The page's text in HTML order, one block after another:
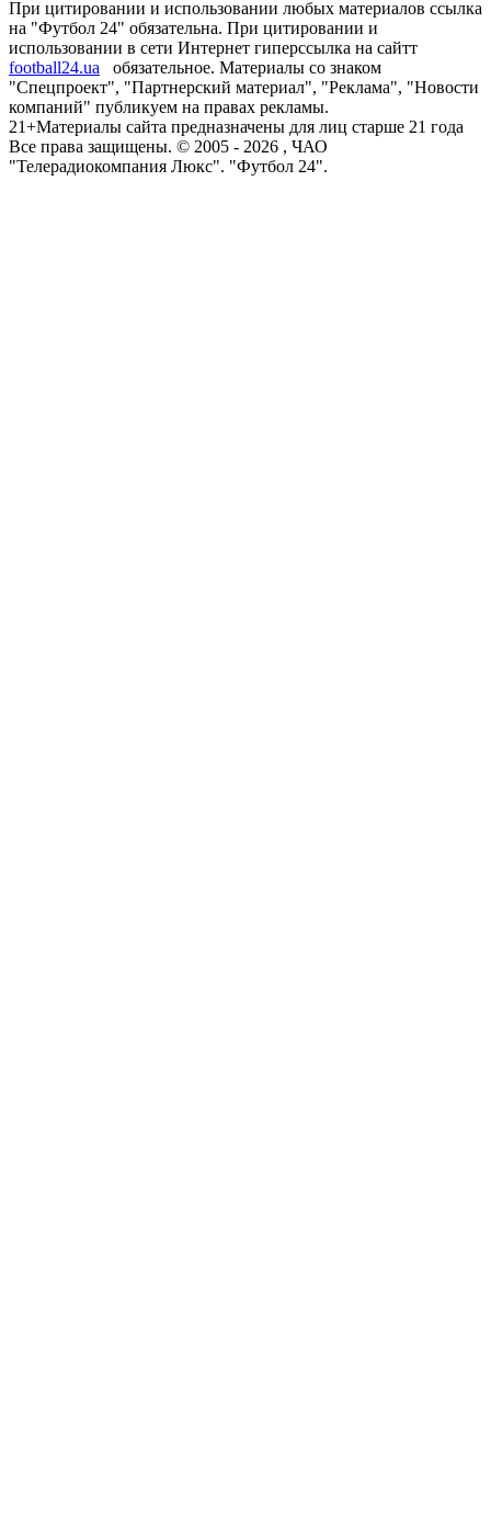
При цитировании и использовании любых материалов ссылка
на "Футбол 24" обязательна. При цитировании и
использовании в сети Интернет гиперссылка на сайтт
football24.ua
обязательное. Материалы со знаком
"Спецпроект", "Партнерский материал", "Реклама", "Новости
компаний" публикуем на правах рекламы.
21+Материалы сайта предназначены для лиц старше 21 года
Все права защищены. © 2005 - 2026 , ЧАО
"Телерадиокомпания Люкс". "Футбол 24".